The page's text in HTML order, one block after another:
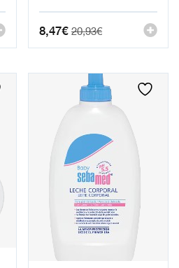
20,93€
original
8,47€
actual